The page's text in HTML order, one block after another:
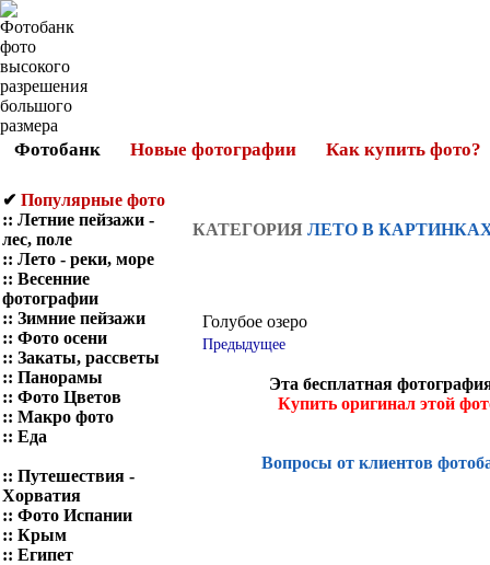
Фотобанк Новые фотографии Как купить фото?
✔ Популярные фото
:: Летние пейзажи -
лес, поле
:: Лето - реки, море
:: Весенние
фотографии
:: Зимние пейзажи
:: Фото осени
:: Закаты, рассветы
:: Панорамы
:: Фото Цветов
:: Макро фото
:: Еда
:: Путешествия -
Хорватия
:: Фото Испании
:: Крым
:: Египет
КАТЕГОРИЯ ЛЕТО В
Голубое озеро
Предыдущее
Эта бесплатная
Купить оригинал этой
Вопросы от клиентов